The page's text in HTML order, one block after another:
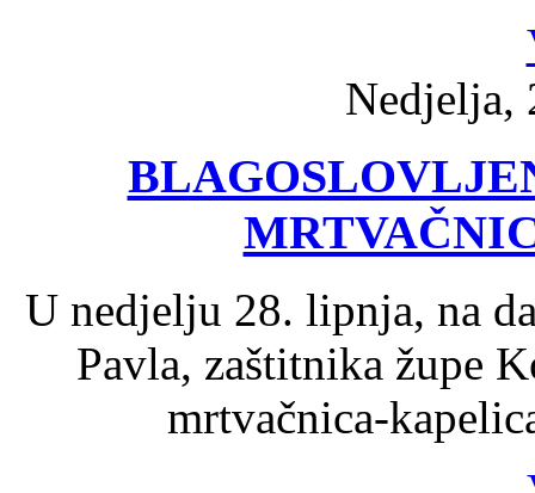
Nedjelja,
U nedjelju 28. lipnja, na
Pavla, zaštitnika župe
mrtvačnica-